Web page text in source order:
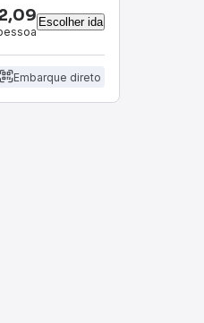
Escolher ida
Embarque direto